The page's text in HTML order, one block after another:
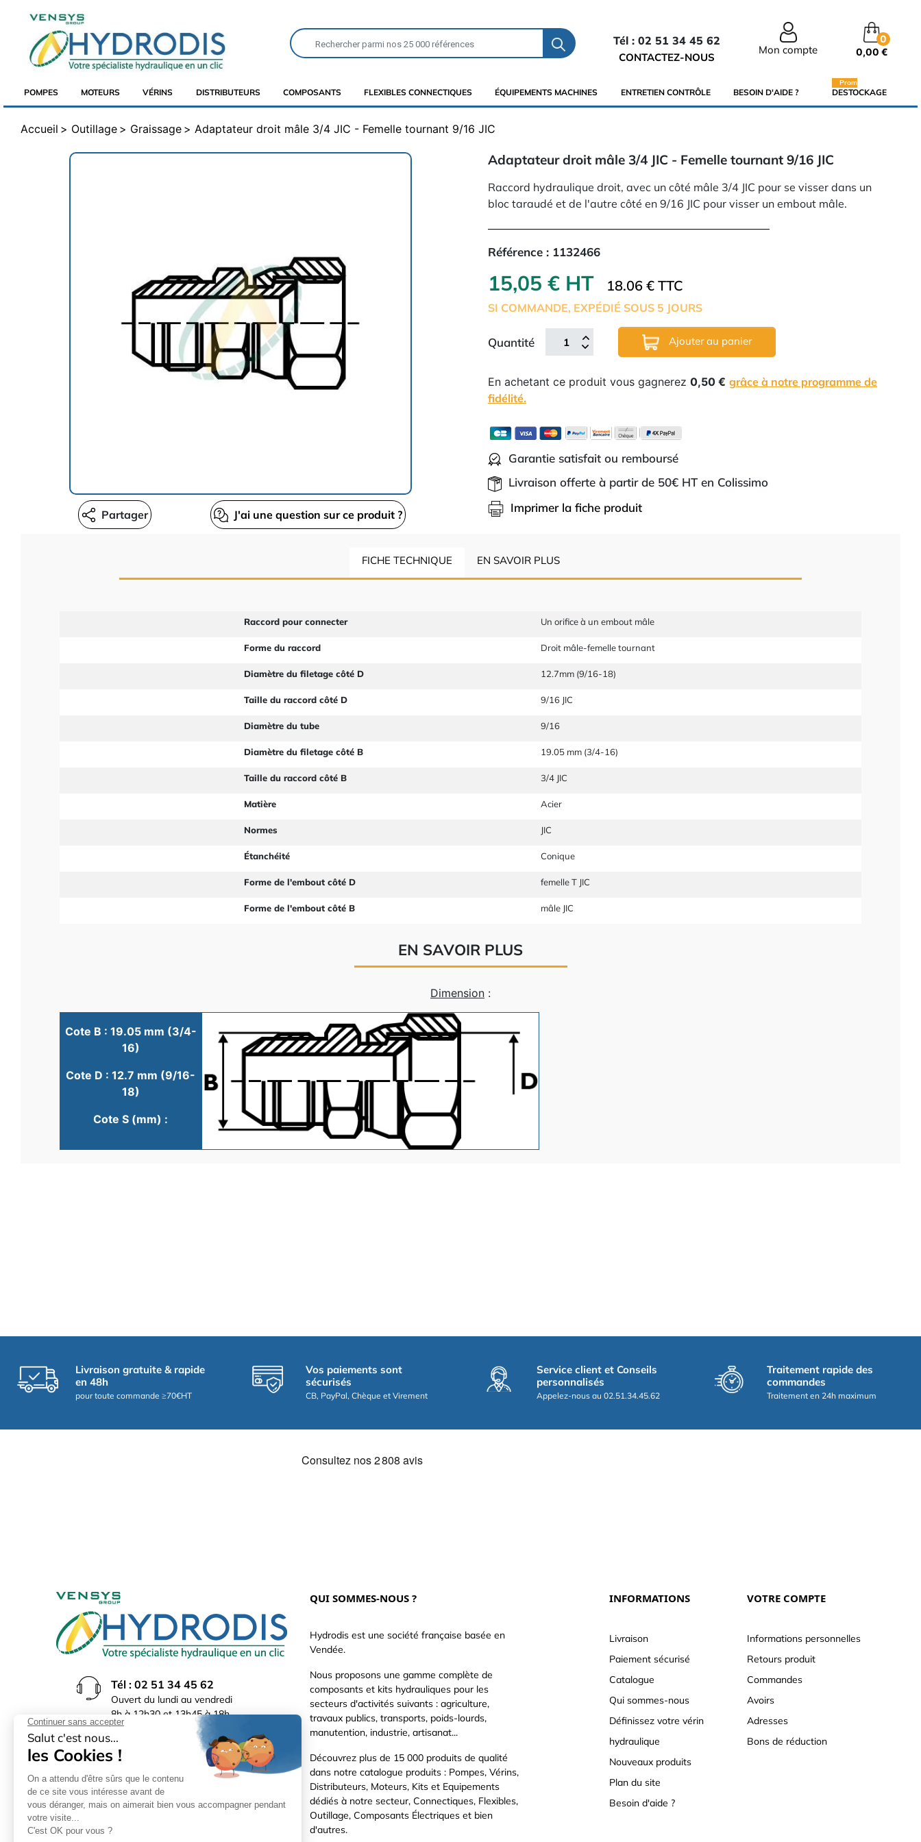
Tél : 02 51 34 45 62
CONTACTEZ-NOUS
Mon compte
0
0,00 €
POMPES MOTEURS VÉRINS DISTRIBUTEURS COMPOSANTS FLEXIBLES CONNECTIQUES ÉQUIPEMENTS MACHINES ENTRETIEN CONTRÔLE BESOIN D'AIDE ? DESTOCKAGE
Promo
Accueil Outillage Graissage Adaptateur droit mâle 3/4 JIC - Femelle tournant 9/16 JIC
J'ai une question sur ce produit ?
Partager
Adaptateur droit mâle 3/4 JIC - Femelle tournant 9/16 JIC
Raccord hydraulique droit, avec un côté mâle 3/4 JIC pour se visser dans un
bloc taraudé et de l'autre côté en 9/16 JIC pour visser un embout mâle.
Référence : 1132466
15,05 € HT 18.06 € TTC
SI COMMANDE, EXPÉDIÉ SOUS 5 JOURS
Quantité Ajouter au panier
En achetant ce produit vous gagnerez 0,50 € grâce à notre programme de
fidélité.
Garantie satisfait ou remboursé
Livraison offerte à partir de 50€ HT en Colissimo
Imprimer la fiche produit
FICHE TECHNIQUE EN SAVOIR PLUS
Raccord pour connecter Un orifice à un embout mâle
Forme du raccord Droit mâle-femelle tournant
Diamètre du filetage côté D 12.7mm (9/16-18)
Taille du raccord côté D 9/16 JIC
Diamètre du tube 9/16
Diamètre du filetage côté B 19.05 mm (3/4-16)
Taille du raccord côté B 3/4 JIC
Matière Acier
Normes JIC
Étanchéité Conique
Forme de l'embout côté D femelle T JIC
Forme de l'embout côté B mâle JIC
EN SAVOIR PLUS
Dimension :
Cote B : 19.05 mm (3/4-
16)
Cote D : 12.7 mm (9/16-
18)
Cote S (mm) :
Livraison gratuite & rapide
en 48h
pour toute commande ≥70€HT
Vos paiements sont
sécurisés
CB, PayPal, Chèque et Virement
Service client et Conseils
personnalisés
Appelez-nous au 02.51.34.45.62
Traitement rapide des
commandes
Traitement en 24h maximum
Tél : 02 51 34 45 62
Ouvert du lundi au vendredi
8h à 12h30 et 13h45 à 18h
(17h30 le vendredi)
Rue du Bocage La Ribotière
85170 Le Poiré sur Vie
QUI SOMMES-NOUS ?
Hydrodis est une société française basée en
Vendée.
Nous proposons une gamme complète de
composants et kits hydrauliques pour les
secteurs d'activités suivants : agriculture,
travaux publics, transports, poids-lourds,
manutention, industrie, artisanat...
Découvrez plus de 15 000 produits de qualité
dans notre catalogue produits : Pompes, Vérins,
Distributeurs, Moteurs, Kits et Equipements
dédiés à notre secteur, Connectiques, Flexibles,
Outillage, Composants Électriques et bien
d'autres.
INFORMATIONS
Livraison
Paiement sécurisé
Catalogue
Qui sommes-nous
Définissez votre vérin
hydraulique
Nouveaux produits
Plan du site
Besoin d'aide ?
VOTRE COMPTE
Informations personnelles
Retours produit
Commandes
Avoirs
Adresses
Bons de réduction